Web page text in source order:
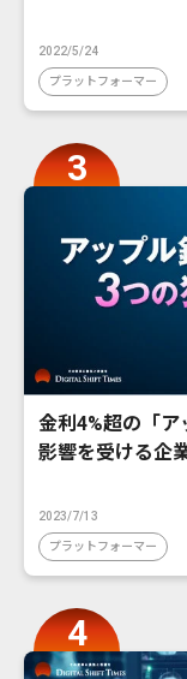
2022/5/24
プラットフォーマー
金利4%超の「ア
影響を受ける企
2023/7/13
プラットフォーマー